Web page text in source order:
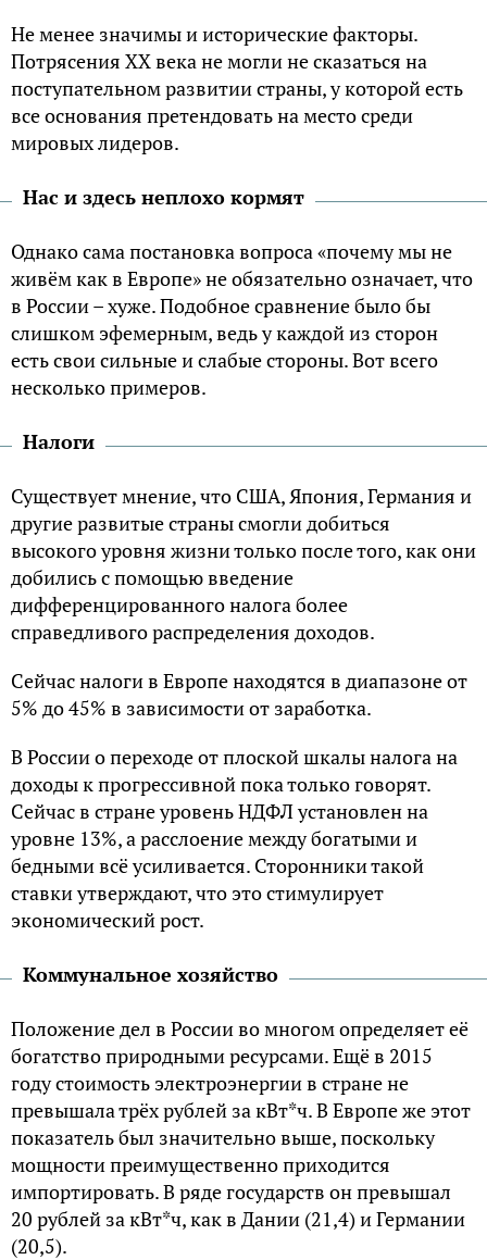
Не менее значимы и исторические факторы.
Потрясения XX века не могли не сказаться на
поступательном развитии страны, у которой есть
все основания претендовать на место среди
мировых лидеров.
Нас и здесь неплохо кормят
Однако сама постановка вопроса «почему мы не
живём как в Европе» не обязательно означает, что
в России – хуже. Подобное сравнение было бы
слишком эфемерным, ведь у каждой из сторон
есть свои сильные и слабые стороны. Вот всего
несколько примеров.
Налоги
Существует мнение, что США, Япония, Германия и
другие развитые страны смогли добиться
высокого уровня жизни только после того, как они
добились с помощью введение
дифференцированного налога более
справедливого распределения доходов.
Сейчас налоги в Европе находятся в диапазоне от
5% до 45% в зависимости от заработка.
В России о переходе от плоской шкалы налога на
доходы к прогрессивной пока только говорят.
Сейчас в стране уровень НДФЛ установлен на
уровне 13%, а расслоение между богатыми и
бедными всё усиливается. Сторонники такой
ставки утверждают, что это стимулирует
экономический рост.
Коммунальное хозяйство
Положение дел в России во многом определяет её
богатство природными ресурсами. Ещё в 2015
году стоимость электроэнергии в стране не
превышала трёх рублей за кВт*ч. В Европе же этот
показатель был значительно выше, поскольку
мощности преимущественно приходится
импортировать. В ряде государств он превышал
20 рублей за кВт*ч, как в Дании (21,4) и Германии
(20,5).